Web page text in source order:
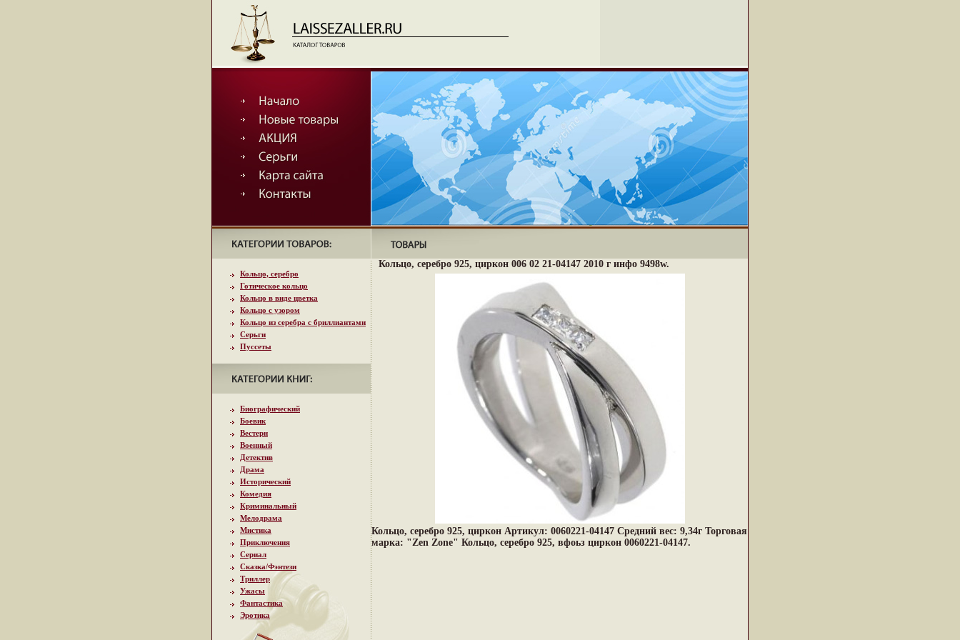
Кольцо, серебро
Готическое кольцо
Кольцо в виде цветка
Кольцо с узором
Кольцо из серебра с бриллиантами
Серьги
Пуссеты
Биографический
Боевик
Вестерн
Военный
Детектив
Драма
Исторический
Комедия
Криминальный
Мелодрама
Мистика
Приключения
Сериал
Сказка/Фэнтези
Триллер
Ужасы
Фантастика
Эротика
Кольцо, серебро 925, циркон 006 02 21-04147 2010 г инфо 9498w.
Кольцо, серебро 925, циркон Артикул: 0060221-04147 Средний вес: 9,34г Торговая
марка: "Zen Zone" Кольцо, серебро 925, вфоьз циркон 0060221-04147.